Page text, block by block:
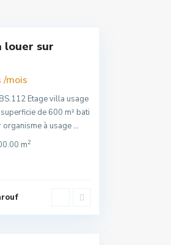
louer sur
/mois
Etage villa usage
de 600 m² bati
organisme à usage...
m2